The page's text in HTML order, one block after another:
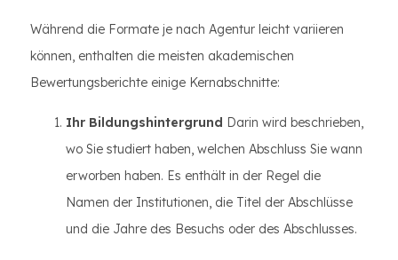
Während die Formate je nach Agentur leicht variieren
können, enthalten die meisten akademischen
Bewertungsberichte einige Kernabschnitte:
Ihr Bildungshintergrund Darin wird beschrieben,
wo Sie studiert haben, welchen Abschluss Sie wann
erworben haben. Es enthält in der Regel die
Namen der Institutionen, die Titel der Abschlüsse
und die Jahre des Besuchs oder des Abschlusses.